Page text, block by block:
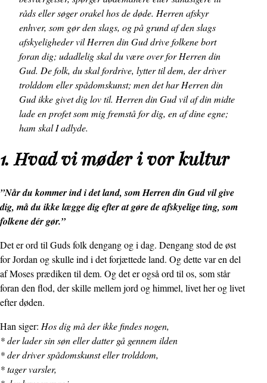
råds eller søger orakel hos de døde. Herren afskyr
enhver, som gør den slags, og på grund af den slags
afskyeligheder vil Herren din Gud drive folkene bort
foran dig; udadlelig skal du være over for Herren din
Gud. De folk, du skal fordrive, lytter til dem, der driver
trolddom eller spådomskunst; men det har Herren din
Gud ikke givet dig lov til. Herren din Gud vil af din midte
lade en profet som mig fremstå for dig, en af dine egne;
ham skal I adlyde.
1. Hvad vi møder i vor kultur
”Når du kommer ind i det land, som Herren din Gud vil give
dig, må du ikke lægge dig efter at gøre de afskyelige ting, som
folkene dér gør.”
Det er ord til Guds folk dengang og i dag. Dengang stod de øst
for Jordan og skulle ind i det forjættede land. Og dette var en del
af Moses prædiken til dem. Og det er også ord til os, som står
foran den flod, der skille mellem jord og himmel, livet her og livet
efter døden.
Han siger: Hos dig må der ikke findes nogen,
* der lader sin søn eller datter gå gennem ilden
* der driver spådomskunst eller trolddom,
* tager varsler,